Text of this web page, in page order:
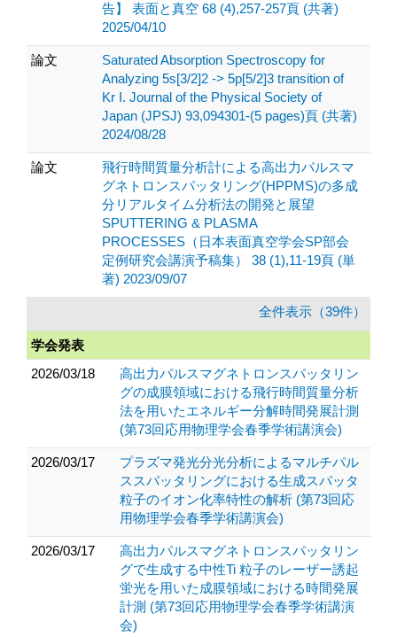
告】 表面と真空 68 (4),257-257頁 (共著)
2025/04/10
論文
Saturated Absorption Spectroscopy for
Analyzing 5s[3/2]2 -> 5p[5/2]3 transition of
Kr I. Journal of the Physical Society of
Japan (JPSJ) 93,094301-(5 pages)頁 (共著)
2024/08/28
論文
飛行時間質量分析計による高出力パルスマ
グネトロンスパッタリング(HPPMS)の多成
分リアルタイム分析法の開発と展望
SPUTTERING & PLASMA
PROCESSES（日本表面真空学会SP部会
定例研究会講演予稿集） 38 (1),11-19頁 (単
著) 2023/09/07
全件表示（39件）
学会発表
2026/03/18
高出力パルスマグネトロンスパッタリン
グの成膜領域における飛行時間質量分析
法を用いたエネルギー分解時間発展計測
(第73回応用物理学会春季学術講演会)
2026/03/17
プラズマ発光分光分析によるマルチパル
ススパッタリングにおける生成スパッタ
粒子のイオン化率特性の解析 (第73回応
用物理学会春季学術講演会)
2026/03/17
高出力パルスマグネトロンスパッタリン
グで生成する中性Ti 粒子のレーザー誘起
蛍光を用いた成膜領域における時間発展
計測 (第73回応用物理学会春季学術講演
会)